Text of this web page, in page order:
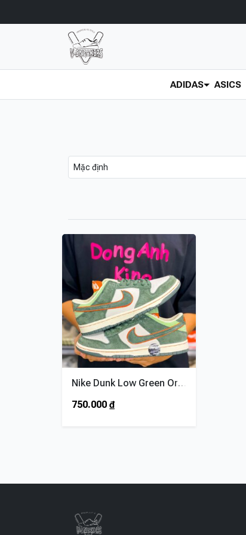
ADIDAS ASICS
Nike Dunk Low Green Orange Rêu Cam
750.000 ₫